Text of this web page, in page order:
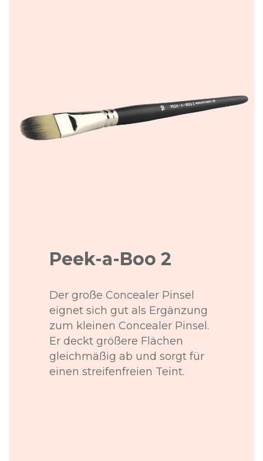
Peek-a-Boo 2
Der große Concealer Pinsel
eignet sich gut als Ergänzung
zum kleinen Concealer Pinsel.
Er deckt größere Flächen
gleichmäßig ab und sorgt für
einen streifenfreien Teint.